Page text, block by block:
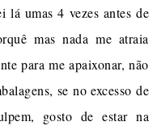
lá umas 4 vezes antes de
mas nada me atraia
para me apaixonar, não
se no excesso de
gosto de estar na